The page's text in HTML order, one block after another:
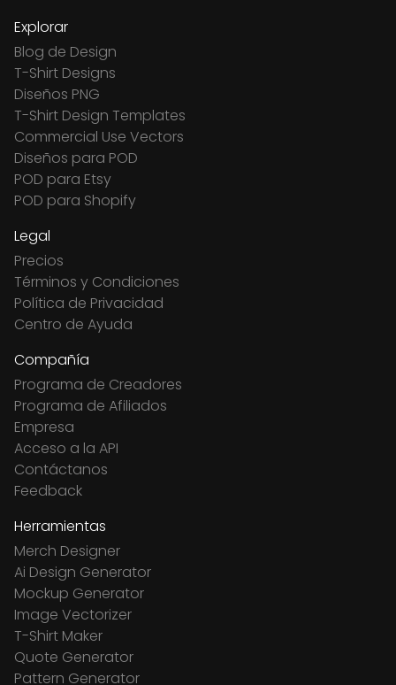
Explorar
Blog de Design
T-Shirt Designs
Diseños PNG
T-Shirt Design Templates
Commercial Use Vectors
Diseños para POD
POD para Etsy
POD para Shopify
Legal
Precios
Términos y Condiciones
Política de Privacidad
Centro de Ayuda
Compañía
Programa de Creadores
Programa de Afiliados
Empresa
Acceso a la API
Contáctanos
Feedback
Herramientas
Merch Designer
Ai Design Generator
Mockup Generator
Image Vectorizer
T-Shirt Maker
Quote Generator
Pattern Generator